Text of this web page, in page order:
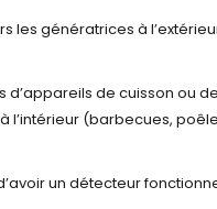
les génératrices à
d’appareils de cuisson ou
l’intérieur (barbecues,
un détecteur